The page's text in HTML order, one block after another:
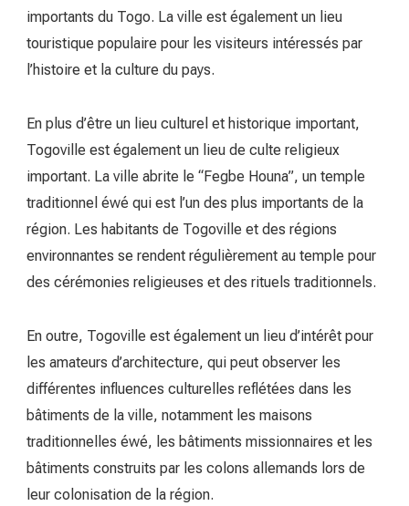
importants du Togo. La ville est également un lieu
touristique populaire pour les visiteurs intéressés par
l’histoire et la culture du pays.
En plus d’être un lieu culturel et historique important,
Togoville est également un lieu de culte religieux
important. La ville abrite le “Fegbe Houna”, un temple
traditionnel éwé qui est l’un des plus importants de la
région. Les habitants de Togoville et des régions
environnantes se rendent régulièrement au temple pour
des cérémonies religieuses et des rituels traditionnels.
En outre, Togoville est également un lieu d’intérêt pour
les amateurs d’architecture, qui peut observer les
différentes influences culturelles reflétées dans les
bâtiments de la ville, notamment les maisons
traditionnelles éwé, les bâtiments missionnaires et les
bâtiments construits par les colons allemands lors de
leur colonisation de la région.